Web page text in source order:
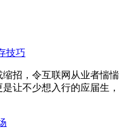
招，令互联网从业者惴惴
让不少想入行的应届生，